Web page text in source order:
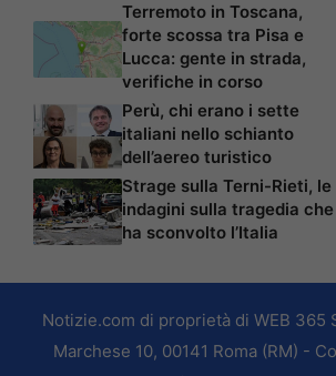
Terremoto in Toscana,
forte scossa tra Pisa e
Lucca: gente in strada,
verifiche in corso
Perù, chi erano i sette
italiani nello schianto
dell’aereo turistico
Strage sulla Terni-Rieti, le
indagini sulla tragedia che
ha sconvolto l’Italia
Notizie.com di proprietà di WEB 365
Marchese 10, 00141 Roma (RM) -